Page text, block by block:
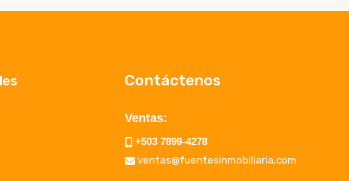
Contáctenos
Ventas:
+503 7899-4278
ventas@fuentesinmobiliaria.com